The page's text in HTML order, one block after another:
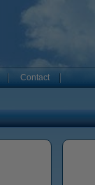
Contact